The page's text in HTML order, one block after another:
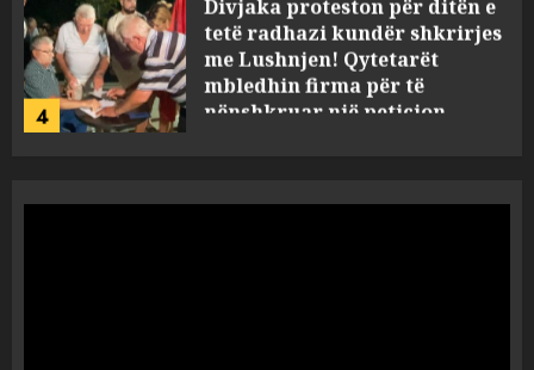
4
tetë radhazi kundër shkrirjes
me Lushnjen! Qytetarët
mbledhin firma për të
nënshkruar një peticion